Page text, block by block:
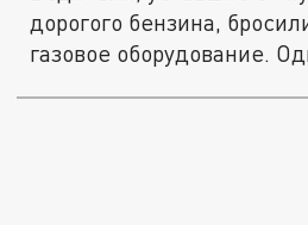
дорогого бензина,
газовое оборудование.